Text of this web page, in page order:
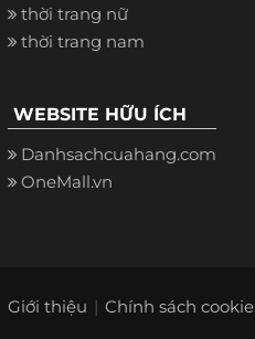
thời trang nữ
thời trang nam
WEBSITE HỮU ÍCH
Danhsachcuahang.com
OneMall.vn
Giới thiệu Chính sách cookie